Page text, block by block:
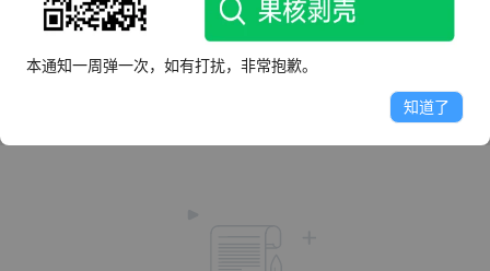
呱呱呱
本通知一周弹一次，如有打扰，非常抱歉。
知道了